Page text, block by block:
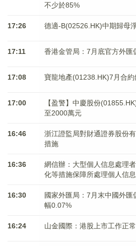
不少於85%
17:26 德適-B(02526.HK)中期歸母
17:11 香港金管局：7月底官方外匯
17:08 寶龍地產(01238.HK)7月合
17:00
【盈警】中慶股份
至2000萬元
16:46
浙江證監局對財通證券股份
措施
16:36
網信辦：大型個人信息處理
化等措施保障所處理個人信
16:30
國家外匯局：7月末中國外
幅0.07%
16:24 山金國際：港股上市工作正